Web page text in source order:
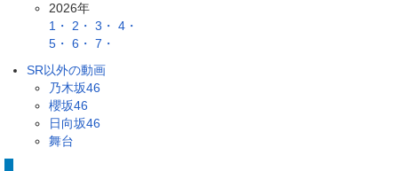
2026年
1・ 2・ 3・ 4・
5・ 6・ 7・
SR以外の動画
乃木坂46
櫻坂46
日向坂46
舞台